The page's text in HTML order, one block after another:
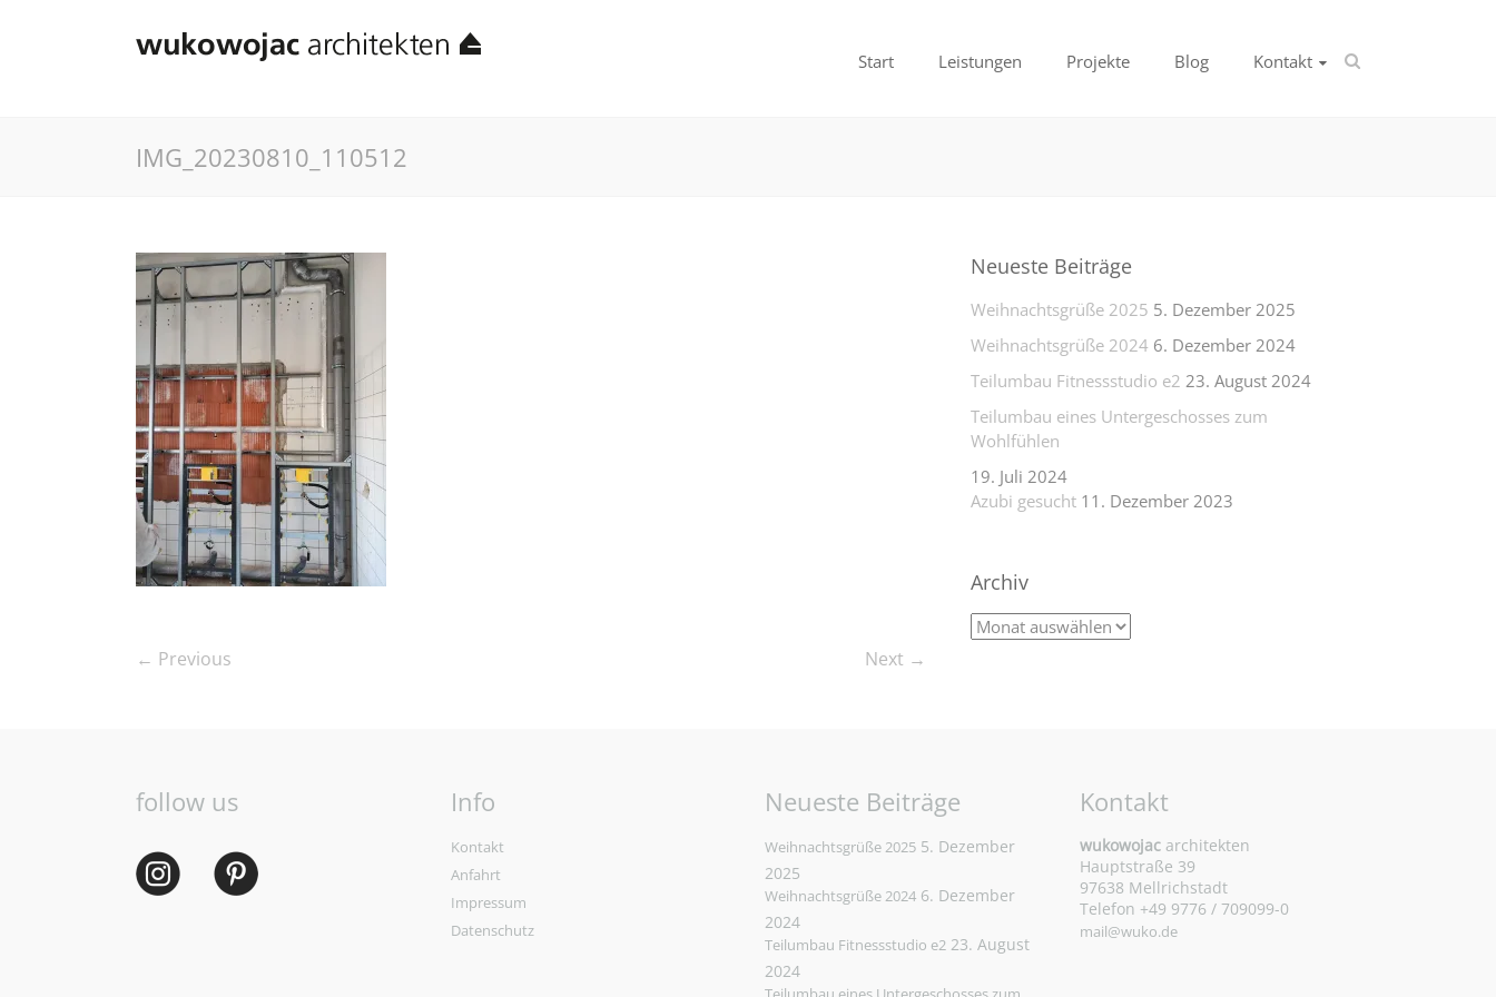
Start Leistungen Projekte Blog Kontakt
IMG_20230810_110512
← Previous Next →
Neueste Beiträge
Weihnachtsgrüße 2025 5. Dezember 2025
Weihnachtsgrüße 2024 6. Dezember 2024
Teilumbau Fitnessstudio e2 23. August 2024
Teilumbau eines Untergeschosses zum
Wohlfühlen
19. Juli 2024
Azubi gesucht 11. Dezember 2023
Archiv
follow us Info
Kontakt
Anfahrt
Impressum
Datenschutz
Neueste Beiträge
Weihnachtsgrüße 2025 5. Dezember
2025
Weihnachtsgrüße 2024 6. Dezember
2024
Teilumbau Fitnessstudio e2 23. August
2024
Kontakt
wukowojacarchitekten
Hauptstraße 39
97638 Mellrichstadt
Telefon +49 9776 / 709099-0
mail@wuko.de